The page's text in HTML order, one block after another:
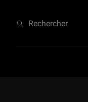
Rechercher